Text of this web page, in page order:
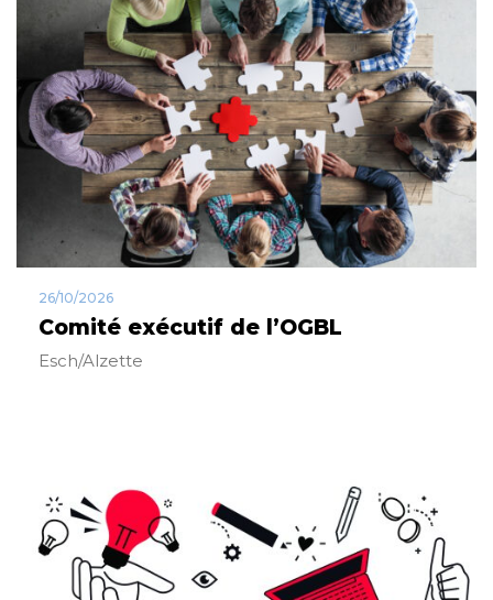
26/10/2026
Comité exécutif de l’OGBL
Esch/Alzette